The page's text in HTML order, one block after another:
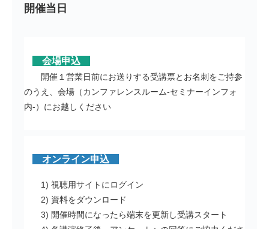
開催当日
会場申込
開催１営業日前にお送りする受講票とお名刺をご持参
のうえ、会場（カンファレンスルーム-セミナーインフォ
内-）にお越しください
オンライン申込
1) 視聴用サイトにログイン
2) 資料をダウンロード
3) 開催時間になったら端末を更新し受講スタート